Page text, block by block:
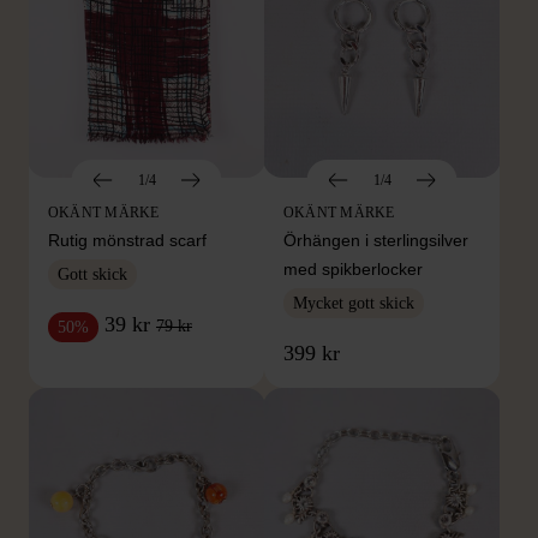
1/4
OKÄNT MÄRKE
Rutig mönstrad scarf
Gott skick
50% 39 kr 79 kr
1/4
OKÄNT MÄRKE
Örhängen i sterlingsilver
med spikberlocker
Mycket gott skick
399 kr